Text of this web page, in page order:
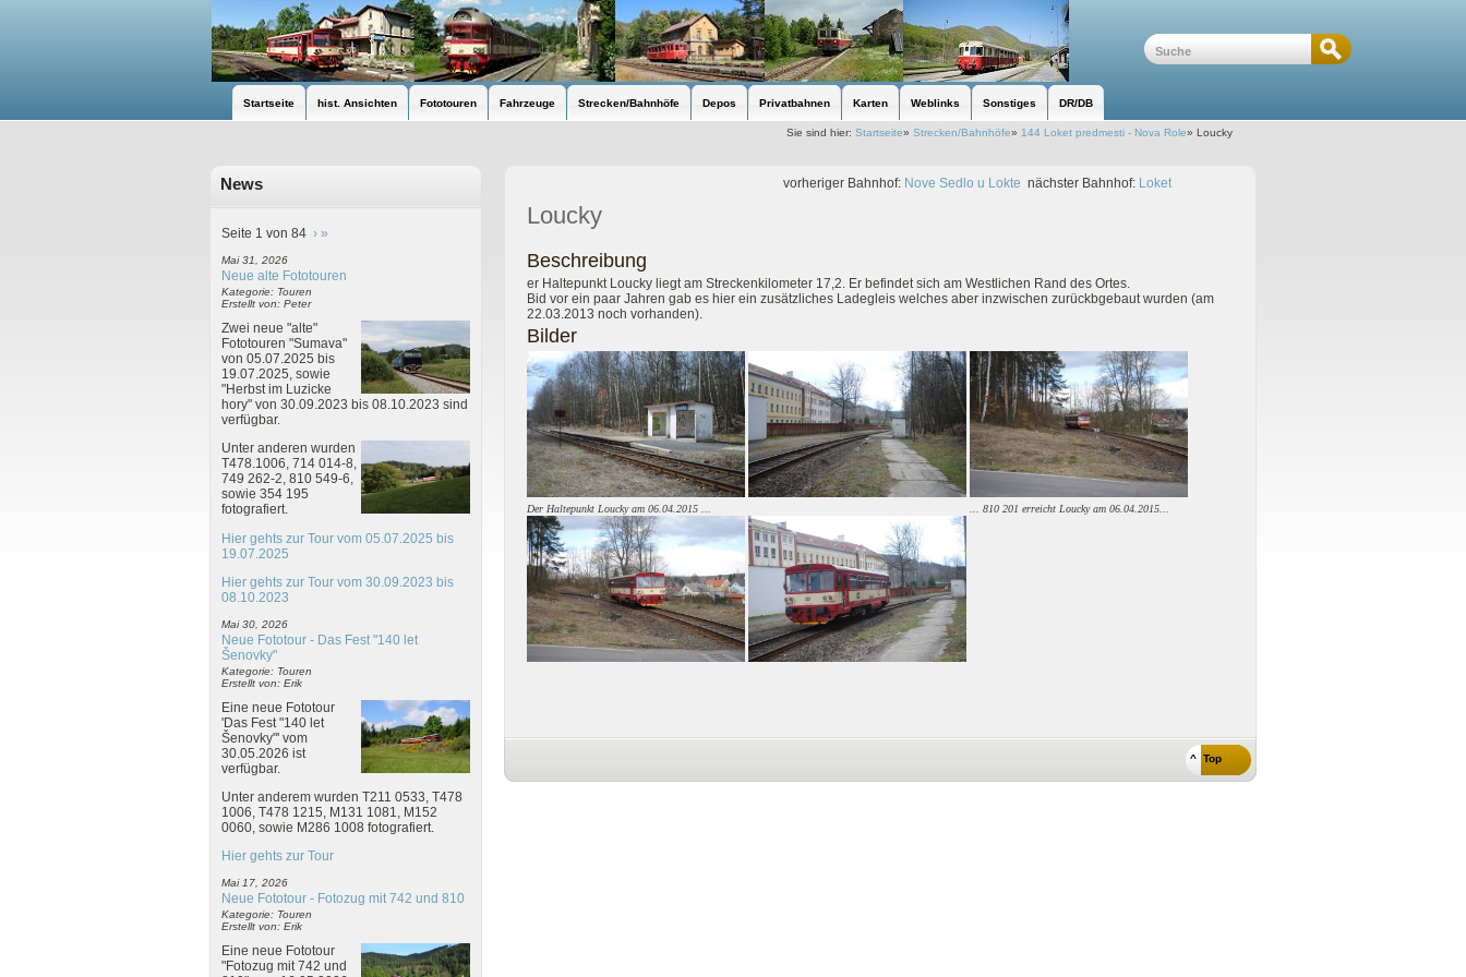
Startseite hist. Ansichten Fototouren Fahrzeuge Strecken/Bahnhöfe Depos Privatbahnen Karten Weblinks Sonstiges DR/DB
Sie sind hier:Startseite»Strecken/Bahnhöfe» 144 Loket predmesti - Nova Role»Loucky
News
Seite 1 von 84 › »
Mai 31, 2026
Neue alte Fototouren
Kategorie: Touren
Erstellt von: Peter
Zwei neue "alte"
Fototouren "Sumava"
von 05.07.2025 bis
19.07.2025, sowie
"Herbst im Luzicke
hory" von 30.09.2023 bis 08.10.2023 sind
verfügbar.
Unter anderen wurden
T478.1006, 714 014-8,
749 262-2, 810 549-6,
sowie 354 195
fotografiert.
Hier gehts zur Tour vom 05.07.2025 bis
19.07.2025
Hier gehts zur Tour vom 30.09.2023 bis
08.10.2023
Mai 30, 2026
Neue Fototour - Das Fest "140 let
Šenovky"
Kategorie: Touren
Erstellt von: Erik
Eine neue Fototour
'Das Fest "140 let
Šenovky"' vom
30.05.2026 ist
verfügbar.
Unter anderem wurden T211 0533, T478
1006, T478 1215, M131 1081, M152
0060, sowie M286 1008 fotografiert.
Hier gehts zur Tour
Mai 17, 2026
Neue Fototour - Fotozug mit 742 und 810
Kategorie: Touren
Erstellt von: Erik
Eine neue Fototour
"Fotozug mit 742 und
vorheriger Bahnhof: Nove Sedlo u Lokte nächster Bahnhof: Loket
Loucky
Beschreibung
er Haltepunkt Loucky liegt am Streckenkilometer 17,2. Er befindet sich am Westlichen Rand des Ortes.
Bid vor ein paar Jahren gab es hier ein zusätzliches Ladegleis welches aber inzwischen zurückbgebaut wurden (am
22.03.2013 noch vorhanden).
Bilder
Der Haltepunkt Loucky am 06.04.2015 ... ... 810 201 erreicht Loucky am 06.04.2015...
^ Top